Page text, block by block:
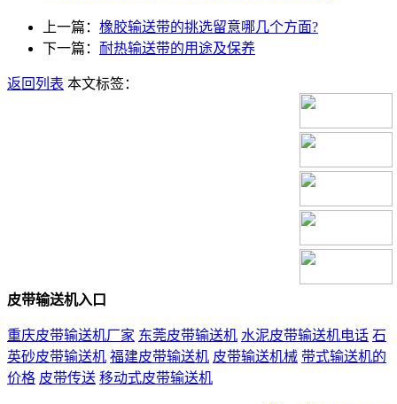
上一篇： 橡胶输送带的挑选留意哪几个方面?
下一篇： 耐热输送带的用途及保养
返回列表 本文标签：
皮带输送机入口
重庆皮带输送机厂家 东莞皮带输送机 水泥皮带输送机电话 石
英砂皮带输送机 福建皮带输送机 皮带输送机械 带式输送机的
价格 皮带传送 移动式皮带输送机